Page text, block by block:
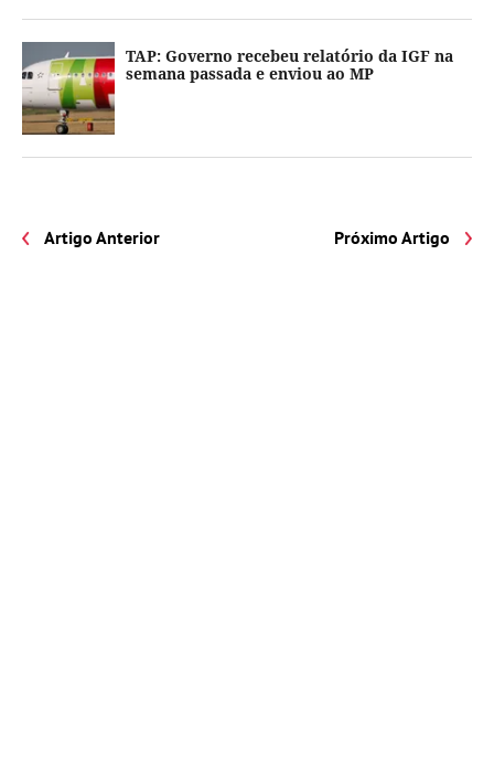
TAP: Governo recebeu relatório da IGF na
semana passada e enviou ao MP
Artigo Anterior Próximo Artigo